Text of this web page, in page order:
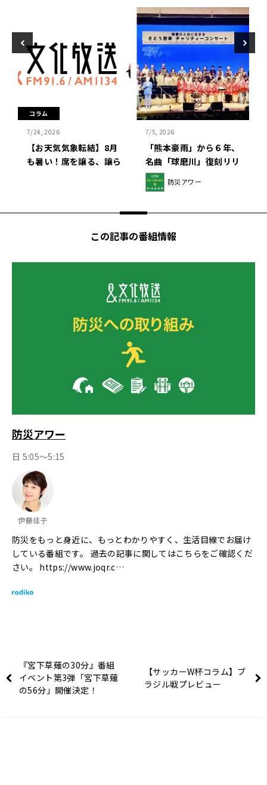
コラム
7/24, 2026
【お天気気象転結】8月
も暑い！席を譲る、譲ら
7/5, 2026
「熊本豪雨」から６年、
名曲「球磨川」復刻リリ
ース
防災アワー
この記事の番組情報
防災アワー
日 5:05～5:15
伊藤佳子
防災をもっと身近に、もっとわかりやすく、生活目線でお届け
している番組です。 過去の記事に関してはこちらをご確認くだ
さい。 https://www.joqr.c…
『宮下草薙の30分』番組
イベント第3弾「宮下草薙
の56分」開催決定！
【サッカーW杯コラム】ブ
ラジル戦プレビュー